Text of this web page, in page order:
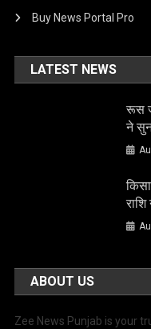
Buy News Portal Pro
LATEST NEWS
रूस
ने
ABOUT US
Zee News Punjab is your